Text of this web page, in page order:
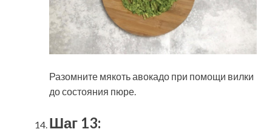
Разомните мякоть авокадо при помощи вилки
до состояния пюре.
Шаг 13: